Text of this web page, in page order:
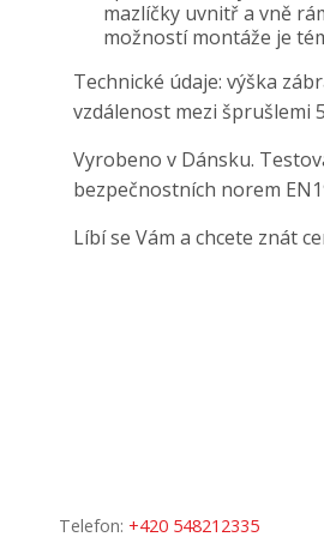
mazlíčky uvnitř a vně
možností montáže je
Technické údaje: výška
vzdálenost mezi šprušlemi
Vyrobeno v Dánsku.
bezpečnostních norem
Líbí se Vám a chcete znát
Telefon: +420 548212335